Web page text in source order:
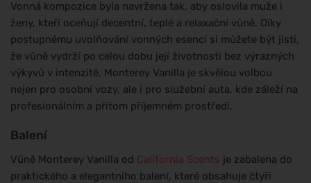
Vonná kompozice byla navržena tak, aby oslovila muže i
ženy, kteří oceňují decentní, teplé a relaxační vůně. Díky
postupnému uvolňování vonných esencí si můžete být jisti,
že vůně vydrží po celou dobu její životnosti bez výrazných
výkyvů v intenzitě. Monterey Vanilla je skvělou volbou
nejen pro osobní vozy, ale i pro služební auta, kde záleží na
profesionálním a přitom příjemném prostředí.
Balení
Vůně Monterey Vanilla od California Scents je zabalena do
praktického a elegantního balení, které obsahuje čtyři